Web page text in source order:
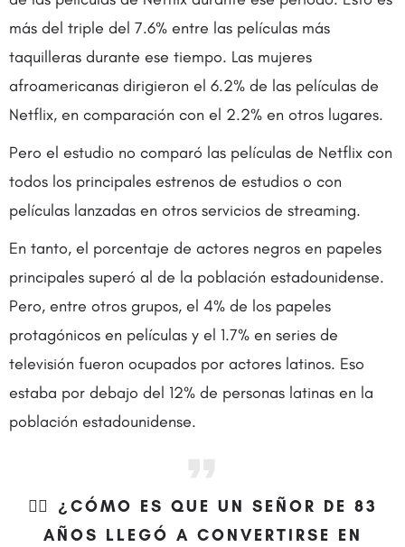
más del triple del 7.6% entre las películas más
taquilleras durante ese tiempo. Las mujeres
afroamericanas dirigieron el 6.2% de las películas de
Netflix, en comparación con el 2.2% en otros lugares.
Pero el estudio no comparó las películas de Netflix con
todos los principales estrenos de estudios o con
películas lanzadas en otros servicios de streaming.
En tanto, el porcentaje de actores negros en papeles
principales superó al de la población estadounidense.
Pero, entre otros grupos, el 4% de los papeles
protagónicos en películas y el 1.7% en series de
televisión fueron ocupados por actores latinos. Eso
estaba por debajo del 12% de personas latinas en la
población estadounidense.
🕵️‍♂️ ¿CÓMO ES QUE UN SEÑOR DE 83
AÑOS LLEGÓ A CONVERTIRSE EN